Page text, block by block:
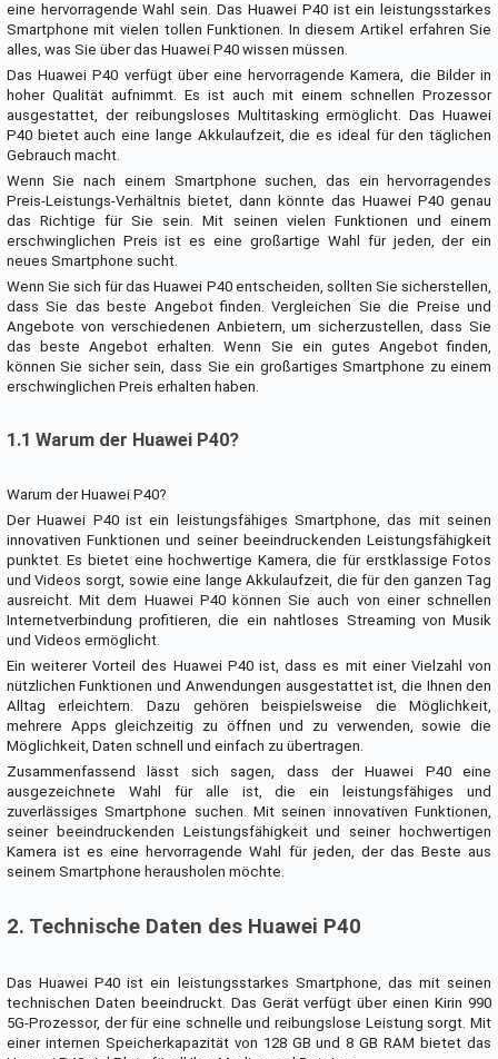
eine hervorragende Wahl sein. Das Huawei P40 ist ein leistungsstarkes
Smartphone mit vielen tollen Funktionen. In diesem Artikel erfahren Sie
alles, was Sie über das Huawei P40 wissen müssen.
Das Huawei P40 verfügt über eine hervorragende Kamera, die Bilder in
hoher Qualität aufnimmt. Es ist auch mit einem schnellen Prozessor
ausgestattet, der reibungsloses Multitasking ermöglicht. Das Huawei
P40 bietet auch eine lange Akkulaufzeit, die es ideal für den täglichen
Gebrauch macht.
Wenn Sie nach einem Smartphone suchen, das ein hervorragendes
Preis-Leistungs-Verhältnis bietet, dann könnte das Huawei P40 genau
das Richtige für Sie sein. Mit seinen vielen Funktionen und einem
erschwinglichen Preis ist es eine großartige Wahl für jeden, der ein
neues Smartphone sucht.
Wenn Sie sich für das Huawei P40 entscheiden, sollten Sie sicherstellen,
dass Sie das beste Angebot finden. Vergleichen Sie die Preise und
Angebote von verschiedenen Anbietern, um sicherzustellen, dass Sie
das beste Angebot erhalten. Wenn Sie ein gutes Angebot finden,
können Sie sicher sein, dass Sie ein großartiges Smartphone zu einem
erschwinglichen Preis erhalten haben.
1.1 Warum der Huawei P40?
Warum der Huawei P40?
Der Huawei P40 ist ein leistungsfähiges Smartphone, das mit seinen
innovativen Funktionen und seiner beeindruckenden Leistungsfähigkeit
punktet. Es bietet eine hochwertige Kamera, die für erstklassige Fotos
und Videos sorgt, sowie eine lange Akkulaufzeit, die für den ganzen Tag
ausreicht. Mit dem Huawei P40 können Sie auch von einer schnellen
Internetverbindung profitieren, die ein nahtloses Streaming von Musik
und Videos ermöglicht.
Ein weiterer Vorteil des Huawei P40 ist, dass es mit einer Vielzahl von
nützlichen Funktionen und Anwendungen ausgestattet ist, die Ihnen den
Alltag erleichtern. Dazu gehören beispielsweise die Möglichkeit,
mehrere Apps gleichzeitig zu öffnen und zu verwenden, sowie die
Möglichkeit, Daten schnell und einfach zu übertragen.
Zusammenfassend lässt sich sagen, dass der Huawei P40 eine
ausgezeichnete Wahl für alle ist, die ein leistungsfähiges und
zuverlässiges Smartphone suchen. Mit seinen innovativen Funktionen,
seiner beeindruckenden Leistungsfähigkeit und seiner hochwertigen
Kamera ist es eine hervorragende Wahl für jeden, der das Beste aus
seinem Smartphone herausholen möchte.
2. Technische Daten des Huawei P40
Das Huawei P40 ist ein leistungsstarkes Smartphone, das mit seinen
technischen Daten beeindruckt. Das Gerät verfügt über einen Kirin 990
5G-Prozessor, der für eine schnelle und reibungslose Leistung sorgt. Mit
einer internen Speicherkapazität von 128 GB und 8 GB RAM bietet das